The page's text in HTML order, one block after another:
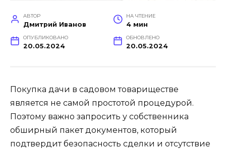
АВТОР
Дмитрий Иванов
НА ЧТЕНИЕ
4 мин
ОПУБЛИКОВАНО
20.05.2024
ОБНОВЛЕНО
20.05.2024
Покупка дачи в садовом товариществе
является не самой простотой процедурой.
Поэтому важно запросить у собственника
обширный пакет документов, который
подтвердит безопасность сделки и отсутствие